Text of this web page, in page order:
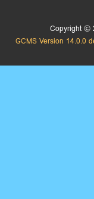
Copyright ©
GCMS Version 14.0.0